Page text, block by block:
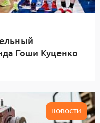
Гоши Куценко
НОВОСТИ